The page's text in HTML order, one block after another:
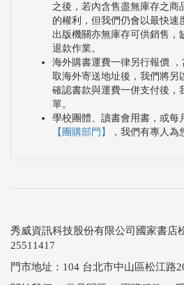
之後，若內含售盡無庫存之商
的權利，但我們仍會以最快速
出版機關亦無庫存可供銷售，
退款作業。
海外購書運費一律另行報價
取海外寄送地址後，我們將另
確認書款與運費一併支付後，
單。
學校團體、讀書會用書，或每
【團購部門】
，我們有專人為
秀威資訊科技股份有限公司國家書店
25511417
門市地址：104 台北市中山區松江路